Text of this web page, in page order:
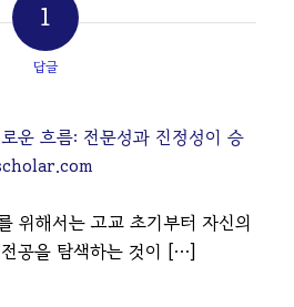
1
답글
운 흐름: 전문성과 진정성이 승
위해서는 고교 초기부터 자신의
공을 탐색하는 것이 […]